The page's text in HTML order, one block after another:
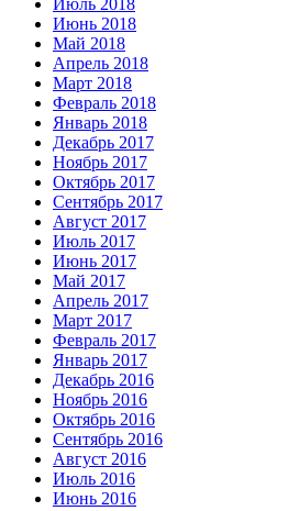
Июнь 2018
Май 2018
Апрель 2018
Март 2018
Февраль 2018
Январь 2018
Декабрь 2017
Ноябрь 2017
Октябрь 2017
Сентябрь 2017
Август 2017
Июль 2017
Июнь 2017
Май 2017
Апрель 2017
Март 2017
Февраль 2017
Январь 2017
Декабрь 2016
Ноябрь 2016
Октябрь 2016
Сентябрь 2016
Август 2016
Июль 2016
Июнь 2016